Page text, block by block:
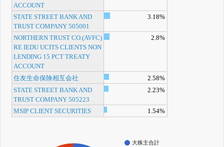
ACCOUNT
STATE STREET BANK AND
TRUST COMPANY 505001
3.18%
NORTHERN TRUST CO.(AVFC)
RE IEDU UCITS CLIENTS NON
LENDING 15 PCT TREATY
ACCOUNT
2.8%
住友生命保険相互会社
2.58%
STATE STREET BANK AND
TRUST COMPANY 505223
2.23%
MSIP CLIENT SECURITIES 1.54%
大株主合計